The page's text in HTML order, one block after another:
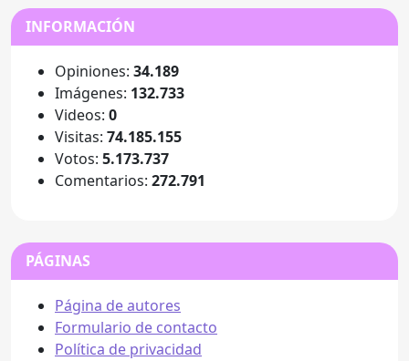
INFORMACIÓN
Opiniones: 34.189
Imágenes: 132.733
Videos: 0
Visitas: 74.185.155
Votos: 5.173.737
Comentarios: 272.791
PÁGINAS
Página de autores
Formulario de contacto
Política de privacidad